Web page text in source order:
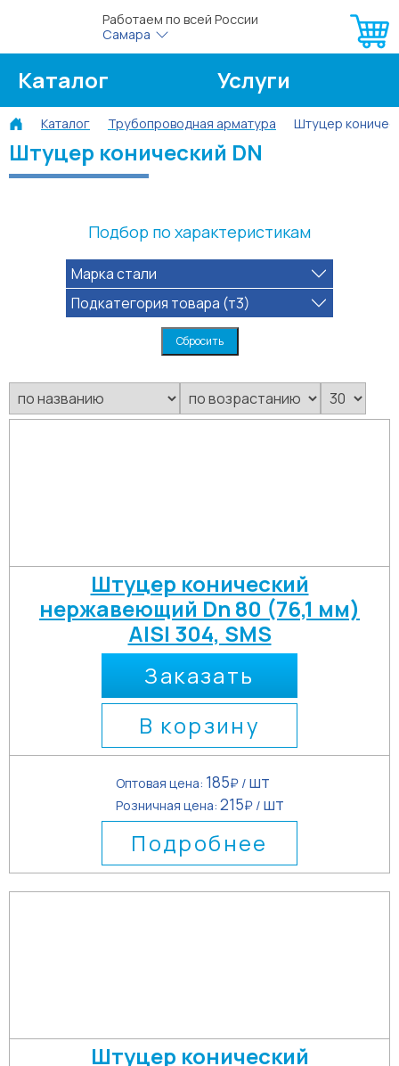
Работаем по всей России
Самара
Каталог
Услуги
О компании
Об оплате
Блог
Каталог Трубопроводная арматура Штуцер
Штуцер конический DN
Подбор по характеристикам
Марка стали
Подкатегория товара (т3)
Сбросить
Штуцер конический
нержавеющий Dn 80 (76,1 мм)
AISI 304, SMS
Заказать
В корзину
Оптовая цена: 185₽ / шт
Розничная цена: 215₽ / шт
Подробнее
Штуцер конический